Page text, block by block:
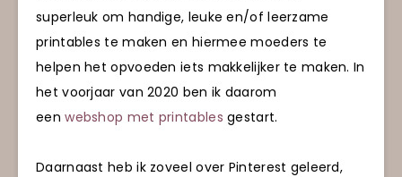
superleuk om handige, leuke en/of leerzame
printables te maken en hiermee moeders te
helpen het opvoeden iets makkelijker te maken. In
het voorjaar van 2020 ben ik daarom
eenwebshop met printables gestart.
Daarnaast heb ik zoveel over Pinterest geleerd,